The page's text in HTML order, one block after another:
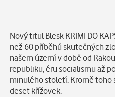
Nový titul Blesk KRIMI DO
než 60 příběhů skutečných
našem území v době od
republiku, éru socialismu až
minulého století. Kromě toho
deset křížovek.